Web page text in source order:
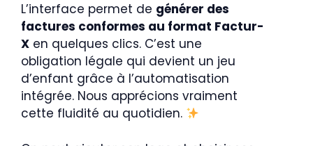
L’interface permet de générer des
factures conformes au format Factur-
X en quelques clics. C’est une
obligation légale qui devient un jeu
d’enfant grâce à l’automatisation
intégrée. Nous apprécions vraiment
cette fluidité au quotidien.